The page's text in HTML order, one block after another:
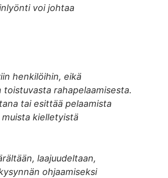
voi johtaa
henkilöihin, eikä
rahapelaamisesta.
tai esittää pelaamista
kielletyistä
laajuudeltaan,
ohjaamiseksi